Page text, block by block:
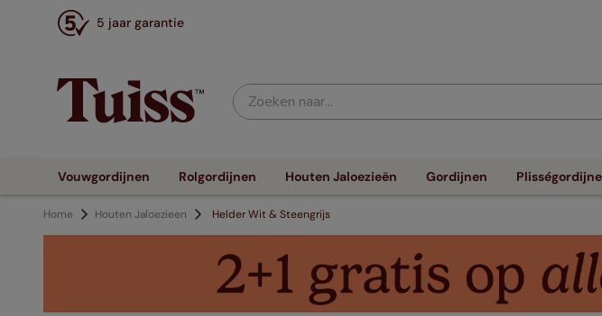
5 jaar garantie
Zoeken naar...
Vouwgordijnen Rolgordijnen Houten Jaloezieën Gordijnen
Home Houten Jaloezieen Helder Wit & Steengrijs